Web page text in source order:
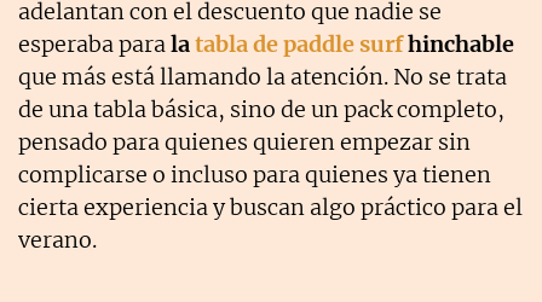
adelantan con el descuento que nadie se
esperaba paralatabla de paddle surfhinchable
que más está llamando la atención. No se trata
de una tabla básica, sino de un pack completo,
pensado para quienes quieren empezar sin
complicarse o incluso para quienes ya tienen
cierta experiencia y buscan algo práctico para el
verano.